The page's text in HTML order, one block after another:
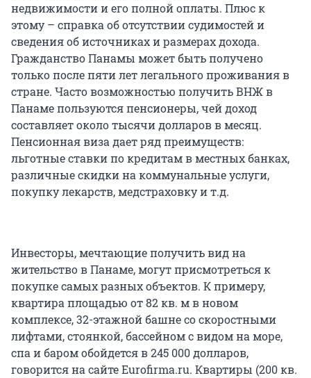
недвижимости и его полной оплаты. Плюс к
этому – справка об отсутствии судимостей и
сведения об источниках и размерах дохода.
Гражданство Панамы может быть получено
только после пяти лет легального проживания в
стране. Часто возможностью получить ВНЖ в
Панаме пользуются пенсионеры, чей доход
составляет около тысячи долларов в месяц.
Пенсионная виза дает ряд преимуществ:
льготные ставки по кредитам в местных банках,
различные скидки на коммунальные услуги,
покупку лекарств, медстраховку и т.д.
Инвесторы, мечтающие получить вид на
жительство в Панаме, могут присмотреться к
покупке самых разных объектов. К примеру,
квартира площадью от 82 кв. м в новом
комплексе, 32-этажной башне со скоростными
лифтами, стоянкой, бассейном с видом на море,
спа и баром обойдется в 245 000 долларов,
говорится на сайте Eurofirma.ru. Квартиры (200 кв.